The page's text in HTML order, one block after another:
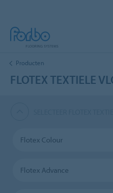
Producten
FLOTEX TEXTIELE
Flotex Colour
Flotex Advance